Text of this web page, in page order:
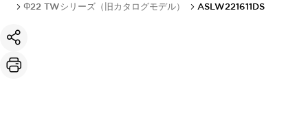
Φ22 TWシリーズ（旧カタログモデル）
ASLW221611DS